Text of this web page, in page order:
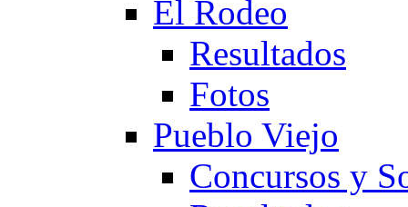
El Rodeo
Resultados
Fotos
Pueblo Viejo
Concursos y